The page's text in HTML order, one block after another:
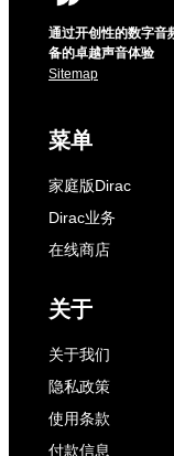
通过开创性的数字音
备的卓越声音体验
Sitemap
菜单
家庭版Dirac
Dirac业务
在线商店
关于
关于我们
隐私政策
使用条款
付款信息